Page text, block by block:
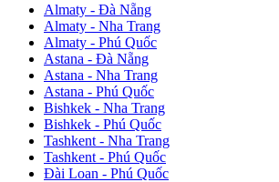
Almaty - Đà Nẵng
Almaty - Nha Trang
Almaty - Phú Quốc
Astana - Đà Nẵng
Astana - Nha Trang
Astana - Phú Quốc
Bishkek - Nha Trang
Bishkek - Phú Quốc
Tashkent - Nha Trang
Tashkent - Phú Quốc
Đài Loan - Phú Quốc